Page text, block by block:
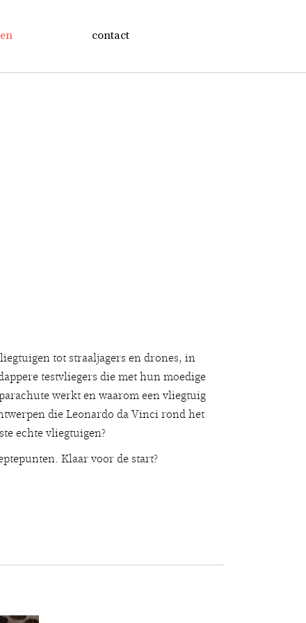
contact
tot straaljagers en drones, in
testvliegers die met hun moedige
werkt en waarom een vliegtuig
die Leonardo da Vinci rond het
echte vliegtuigen?
Klaar voor de start?